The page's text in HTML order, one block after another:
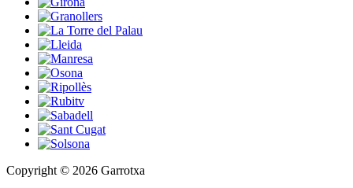
Copyright © 2026 Garrotxa